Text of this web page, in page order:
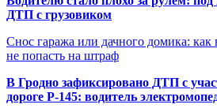
ДТП с грузовиком
Снос гаража или дачного домика: как
не попасть на штраф
В Гродно зафиксировано ДТП с
дороге Р-145: водитель